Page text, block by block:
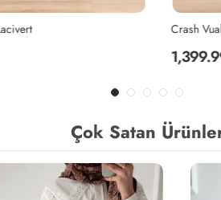
Crash Vual
Çok Satan